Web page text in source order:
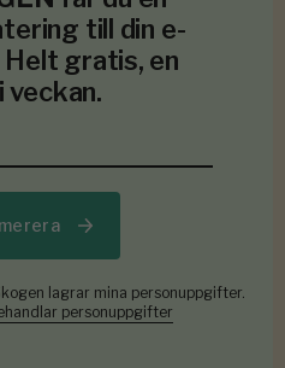
till din e-
gratis, en
veckan.
lagrar mina personuppgifter.
personuppgifter